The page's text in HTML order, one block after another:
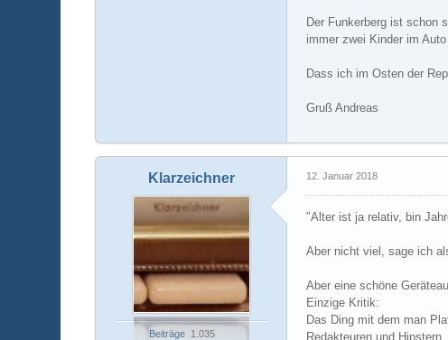
Der Funkerberg ist schon
immer zwei Kinder im
Dass ich im Osten der
Gruß Andreas
Klarzeichner
Beiträge 1.035
12. Januar 2018
"Alter ist ja relativ, bin
Aber nicht viel, sage ich
Aber eine schöne
Einzige Kritik:
Das Ding mit dem man
Redakteuren und